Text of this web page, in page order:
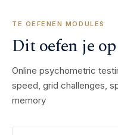
TE OEFENEN MODULES
Dit oefen je
Online psychometric
speed, grid challenges,
memory